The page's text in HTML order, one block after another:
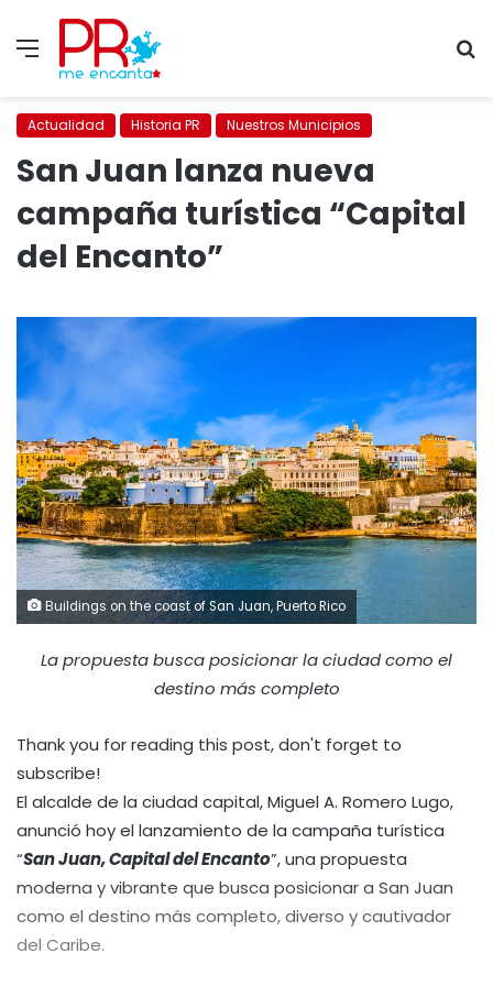
Menu
Actualidad Historia PR Nuestros Municipios
San Juan lanza nueva
campaña turística “Capital
del Encanto”
Buildings on the coast of San Juan, Puerto Rico
La propuesta busca posicionar la ciudad como el
destino más completo
Thank you for reading this post, don't forget to
subscribe!
El alcalde de la ciudad capital, Miguel A. Romero Lugo,
anunció hoy el lanzamiento de la campaña turística
“San Juan, Capital del Encanto”, una propuesta
moderna y vibrante que busca posicionar a San Juan
como el destino más completo, diverso y cautivador
del Caribe.